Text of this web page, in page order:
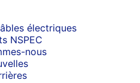
électriques
NSPEC
nous